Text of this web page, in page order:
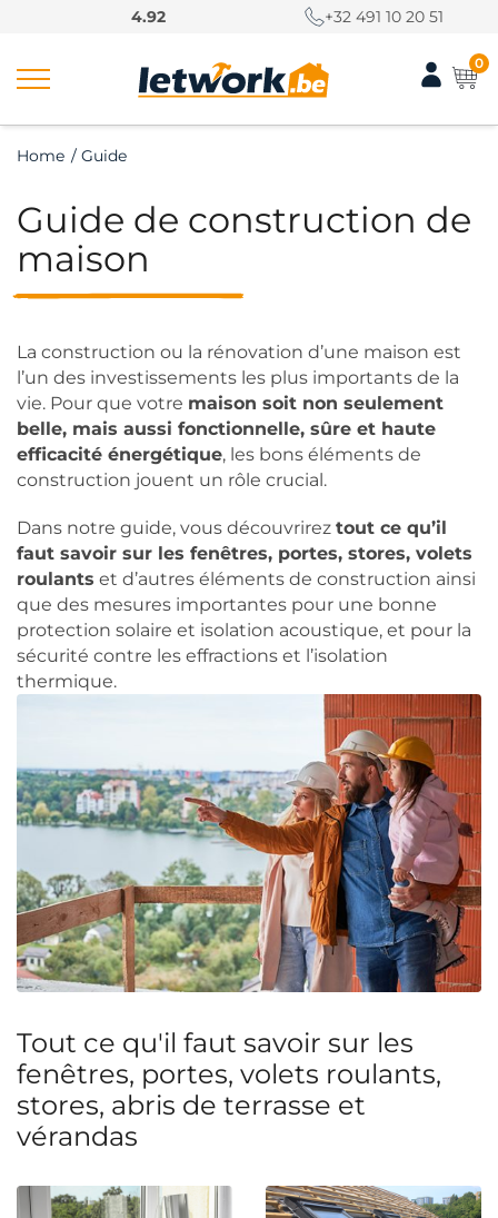
4.92 +32 491 10 20 51
0
Home / Guide
Guide de construction de
maison
La construction ou la rénovation d’une maison est
l’un des investissements les plus importants de la
vie. Pour que votre maison soit non seulement
belle, mais aussi fonctionnelle, sûre et haute
efficacité énergétique, les bons éléments de
construction jouent un rôle crucial.
Dans notre guide, vous découvrirez tout ce qu’il
faut savoir sur les fenêtres, portes, stores, volets
roulants et d’autres éléments de construction ainsi
que des mesures importantes pour une bonne
protection solaire et isolation acoustique, et pour la
sécurité contre les effractions et l’isolation
thermique.
Tout ce qu'il faut savoir sur les
fenêtres, portes, volets roulants,
stores, abris de terrasse et
vérandas